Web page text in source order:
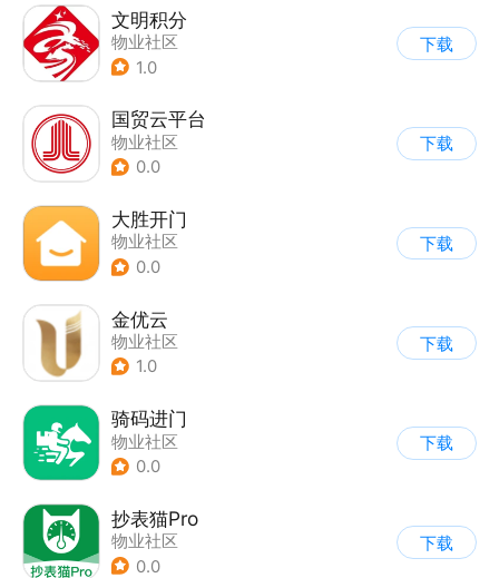
文明积分
物业社区
1.0
下载
国贸云平台
物业社区
0.0
下载
大胜开门
物业社区
0.0
下载
金优云
物业社区
1.0
下载
骑码进门
物业社区
0.0
下载
抄表猫Pro
物业社区
0.0
下载